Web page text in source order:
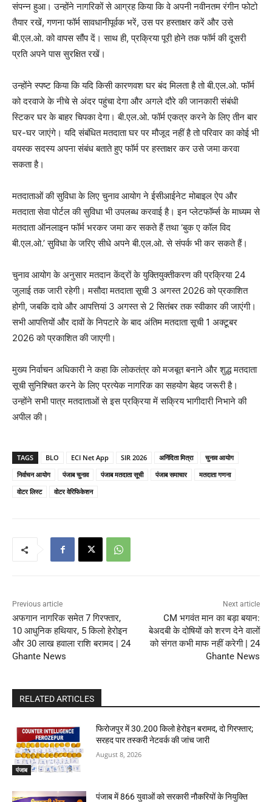
संपन्न हुआ। उन्होंने नागरिकों से आग्रह किया कि वे अपनी नवीनतम रंगीन फोटो
तैयार रखें, गणना फॉर्म सावधानीपूर्वक भरें, उस पर हस्ताक्षर करें और उसे
बी.एल.ओ. को वापस सौंप दें। साथ ही, प्रक्रिया पूरी होने तक फॉर्म की दूसरी
प्रति अपने पास सुरक्षित रखें।
उन्होंने स्पष्ट किया कि यदि किसी कारणवश घर बंद मिलता है तो बी.एल.ओ. फॉर्म
को दरवाजे के नीचे से अंदर पहुंचा देगा और अगले दौरे की जानकारी संबंधी
स्टिकर घर के बाहर चिपका देगा। बी.एल.ओ. फॉर्म एकत्र करने के लिए तीन बार
घर-घर जाएंगे। यदि संबंधित मतदाता घर पर मौजूद नहीं है तो परिवार का कोई भी
वयस्क सदस्य अपना संबंध बताते हुए फॉर्म पर हस्ताक्षर कर उसे जमा करवा
सकता है।
मतदाताओं की सुविधा के लिए चुनाव आयोग ने ईसीआईनेट मोबाइल ऐप और
मतदाता सेवा पोर्टल की सुविधा भी उपलब्ध करवाई है। इन प्लेटफॉर्म्स के माध्यम से
मतदाता ऑनलाइन फॉर्म भरकर जमा कर सकते हैं तथा ‘बुक ए कॉल विद
बी.एल.ओ.’ सुविधा के जरिए सीधे अपने बी.एल.ओ. से संपर्क भी कर सकते हैं।
चुनाव आयोग के अनुसार मतदान केंद्रों के युक्तियुक्तीकरण की प्रक्रिया 24
जुलाई तक जारी रहेगी। मसौदा मतदाता सूची 3 अगस्त 2026 को प्रकाशित
होगी, जबकि दावे और आपत्तियां 3 अगस्त से 2 सितंबर तक स्वीकार की जाएंगी।
सभी आपत्तियों और दावों के निपटारे के बाद अंतिम मतदाता सूची 1 अक्टूबर
2026 को प्रकाशित की जाएगी।
मुख्य निर्वाचन अधिकारी ने कहा कि लोकतंत्र को मजबूत बनाने और शुद्ध मतदाता
सूची सुनिश्चित करने के लिए प्रत्येक नागरिक का सहयोग बेहद जरूरी है।
उन्होंने सभी पात्र मतदाताओं से इस प्रक्रिया में सक्रिय भागीदारी निभाने की
अपील की।
TAGS BLO ECI Net App SIR 2026 अनिंदिता मित्रा
चुनाव आयोग
निर्वाचन आयोग
पंजाब चुनाव पंजाब मतदाता सूची पंजाब समाचार
मतदाता गणना
वोटर लिस्ट
वोटर वेरिफिकेशन
Previous article
अफगान नागरिक समेत 7 गिरफ्तार,
10 आधुनिक हथियार, 5 किलो हेरोइन
और 30 लाख हवाला राशि बरामद | 24
Ghante News
Next article
CM भगवंत मान का बड़ा बयान:
बेअदबी के दोषियों को शरण देने वालों
को संगत कभी माफ नहीं करेगी | 24
Ghante News
RELATED ARTICLES
पंजाब
फिरोजपुर में 30.200 किलो हेरोइन बरामद, दो गिरफ्तार;
सरहद पार तस्करी नेटवर्क की जांच जारी
August 8, 2026
पंजाब में 866 युवाओं को सरकारी नौकरियों के नियुक्ति